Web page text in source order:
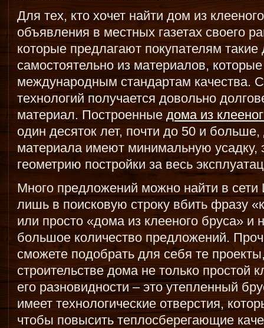
Для тех, кто хочет найти дом из
объявления в местных газетах своего
которые предлагают покупателям
самостоятельно из материалов,
международным стандартам качества.
технологий получается довольно
материал. Построенные дома из
один десяток лет, почти до 50 и
материала имеют минимальную усадку,
геометрию постройки за весь
Много предложений можно найти в сети
лишь в поисковую строку вбить фразу
или просто «дома из клееного бруса» и
большое количество предложений.
сможете подобрать для себя те
строительстве дома не только простой
его разновидности – это утепленный
имеет технологические отверстия,
чтобы повысить теплосберегающие